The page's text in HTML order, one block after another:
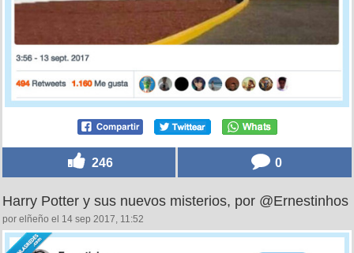
246 0
Harry Potter y sus nuevos misterios, por @Ernestinhos
por elñeño el 14 sep 2017, 11:52